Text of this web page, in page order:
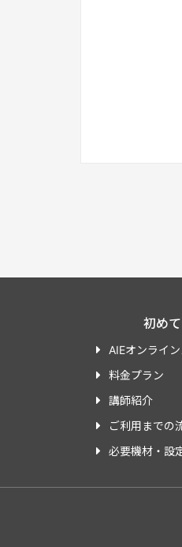
初め
AIEオンライ
料金プラン
講師紹介
ご利用までの
必要機材・設